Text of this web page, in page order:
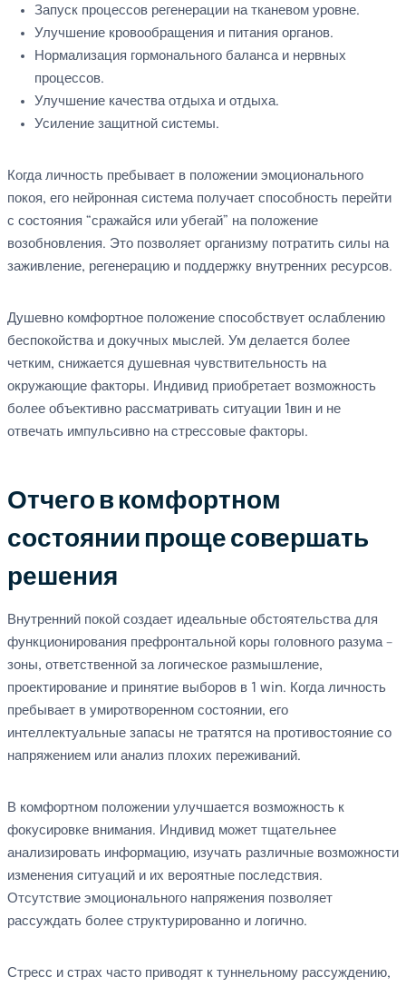
Запуск процессов регенерации на тканевом уровне.
Улучшение кровообращения и питания органов.
Нормализация гормонального баланса и нервных
процессов.
Улучшение качества отдыха и отдыха.
Усиление защитной системы.
Когда личность пребывает в положении эмоционального
покоя, его нейронная система получает способность перейти
с состояния “сражайся или убегай” на положение
возобновления. Это позволяет организму потратить силы на
заживление, регенерацию и поддержку внутренних ресурсов.
Душевно комфортное положение способствует ослаблению
беспокойства и докучных мыслей. Ум делается более
четким, снижается душевная чувствительность на
окружающие факторы. Индивид приобретает возможность
более объективно рассматривать ситуации 1вин и не
отвечать импульсивно на стрессовые факторы.
Отчего в комфортном
состоянии проще совершать
решения
Внутренний покой создает идеальные обстоятельства для
функционирования префронтальной коры головного разума –
зоны, ответственной за логическое размышление,
проектирование и принятие выборов в 1 win. Когда личность
пребывает в умиротворенном состоянии, его
интеллектуальные запасы не тратятся на противостояние со
напряжением или анализ плохих переживаний.
В комфортном положении улучшается возможность к
фокусировке внимания. Индивид может тщательнее
анализировать информацию, изучать различные возможности
изменения ситуаций и их вероятные последствия.
Отсутствие эмоционального напряжения позволяет
рассуждать более структурированно и логично.
Стресс и страх часто приводят к туннельному рассуждению,